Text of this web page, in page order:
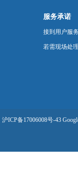
服务承诺
接到用户服
若需现场处
沪ICP备17006008号-43